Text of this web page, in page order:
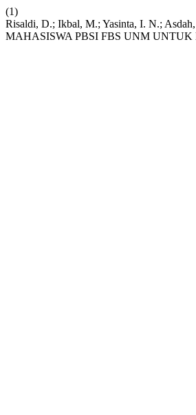
(1)
Risaldi, D.; Ikbal, M.; Yasinta, I. N.;
MAHASISWA PBSI FBS UNM